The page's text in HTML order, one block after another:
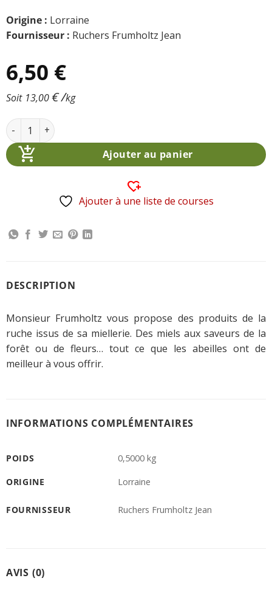
Origine : Lorraine
Fournisseur : Ruchers Frumholtz Jean
6,50 €
Soit 13,00€/kg
quantité de Miel de Fleurs Crémeux 500g
Ajouter au panier
Alternative:
Ajouter à une liste de courses
DESCRIPTION
Monsieur Frumholtz vous propose des produits de la
ruche issus de sa miellerie. Des miels aux saveurs de la
forêt ou de fleurs… tout ce que les abeilles ont de
meilleur à vous offrir.
INFORMATIONS COMPLÉMENTAIRES
POIDS 0,5000 kg
ORIGINE Lorraine
FOURNISSEUR Ruchers Frumholtz Jean
AVIS (0)